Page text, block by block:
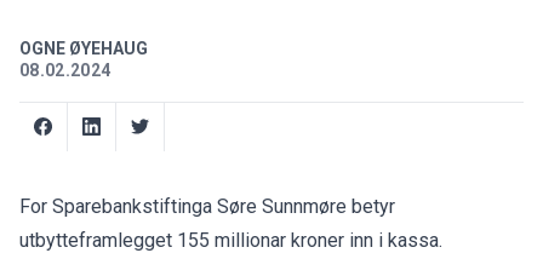
OGNE ØYEHAUG
08.02.2024
For Sparebankstiftinga Søre Sunnmøre betyr
utbytteframlegget 155 millionar kroner inn i kassa.